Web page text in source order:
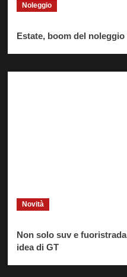
Noleggio
Estate, boom del noleggio
Novità
Non solo suv e
idea di GT